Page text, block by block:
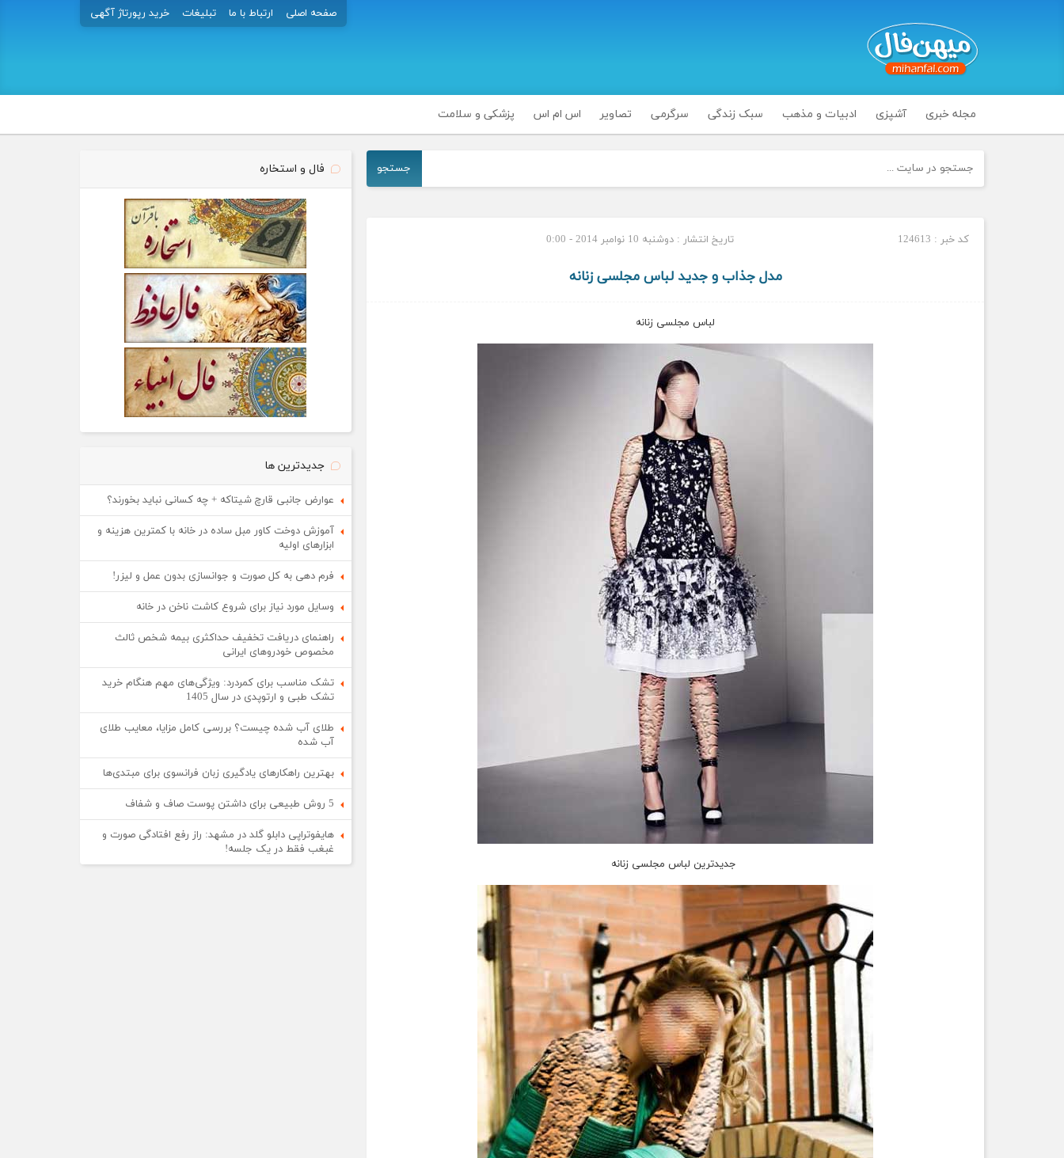
صفحه اصلی ارتباط با ما تبلیغات خرید رپورتاژ آگهی
مجله خبری آشپزی ادبیات و مذهب سبک زندگی سرگرمی تصاویر اس ام اس پزشکی و سلامت
جستجو
کد خبر : 124613 تاریخ انتشار : دوشنبه 10 نوامبر 2014 - 0:00
مدل جذاب و جدید لباس مجلسی زنانه
لباس مجلسی زنانه
جدیدترین لباس مجلسی زنانه
فال و استخاره
جدیدترین ها
عوارض جانبی قارچ شیتاکه + چه کسانی نباید بخورند؟
آموزش دوخت کاور مبل ساده در خانه با کمترین هزینه و
ابزارهای اولیه
فرم دهی به کل صورت و جوانسازی بدون عمل و لیزر!
وسایل مورد نیاز برای شروع کاشت ناخن در خانه
راهنمای دریافت تخفیف حداکثری بیمه شخص ثالث
مخصوص خودروهای ایرانی
تشک مناسب برای کمردرد: ویژگی‌های مهم هنگام خرید
تشک طبی و ارتوپدی در سال 1405
طلای آب شده چیست؟ بررسی کامل مزایا، معایب طلای
آب شده
بهترین راهکارهای یادگیری زبان فرانسوی برای مبتدی‌ها
5 روش طبیعی برای داشتن پوست صاف و شفاف
هایفوتراپی دابلو گلد در مشهد: راز رفع افتادگی صورت و
غبغب فقط در یک جلسه!